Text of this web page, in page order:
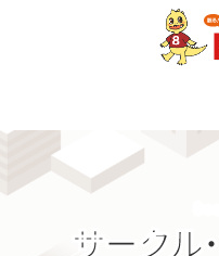
サークル